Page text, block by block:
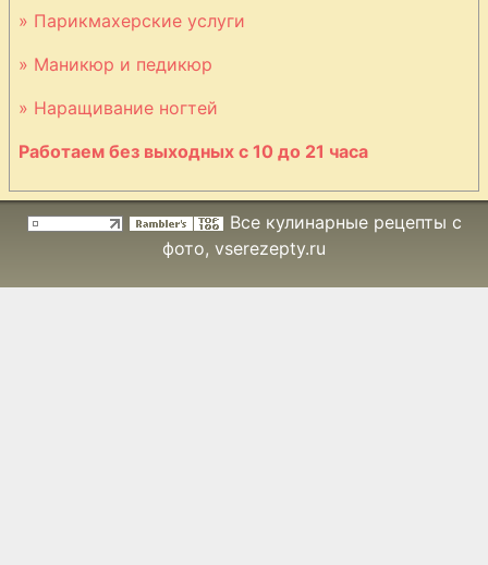
» Парикмахерские услуги
» Маникюр и педикюр
» Наращивание ногтей
Работаем без выходных с 10 до 21 часа
Все кулинарные рецепты с
фото, vserezepty.ru